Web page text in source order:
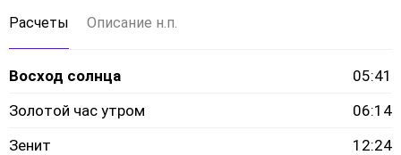
Расчеты Описание н.п.
Восход солнца
05:41
Золотой час утром
06:14
Зенит
12:24